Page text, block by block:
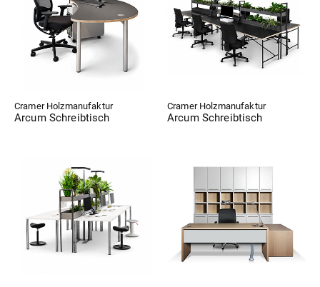
Cramer Holzmanufaktur
Arcum Schreibtisch
Cramer Holzmanufaktur
Arcum Schreibtisch